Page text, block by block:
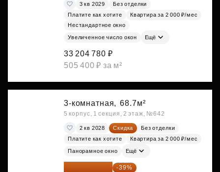
3 кв 2029
Без отделки
Платите как хотите
Квартира за 2 000 ₽/мес
Нестандартное окно
Увеличенное число окон Ещё
33 204 780 ₽
505 400 ₽ за м²
3-комнатная, 68.7м²
5 корпус, 1 секция, 2 этаж, №642
2 кв 2028 Скидка
Без отделки
Платите как хотите
Квартира за 2 000 ₽/мес
Панорамное окно Ещё
34 317 642 ₽ -39%